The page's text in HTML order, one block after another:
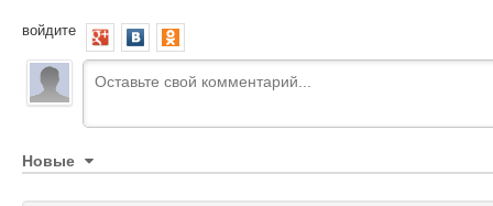
войдите
Новые